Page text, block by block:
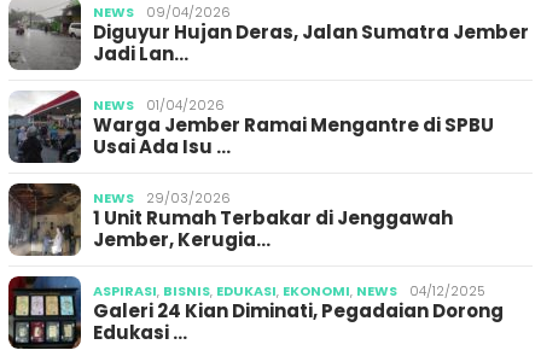
NEWS 09/04/2026
Diguyur Hujan Deras, Jalan Sumatra Jember
Jadi Lan…
NEWS 01/04/2026
Warga Jember Ramai Mengantre di SPBU
Usai Ada Isu …
NEWS 29/03/2026
1 Unit Rumah Terbakar di Jenggawah
Jember, Kerugia…
ASPIRASI, BISNIS, EDUKASI, EKONOMI, NEWS 04/12/2025
Galeri 24 Kian Diminati, Pegadaian Dorong
Edukasi …